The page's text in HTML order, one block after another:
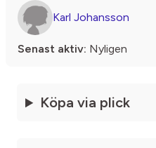
Karl Johansson
Senast aktiv: Nyligen
Köpa via plick